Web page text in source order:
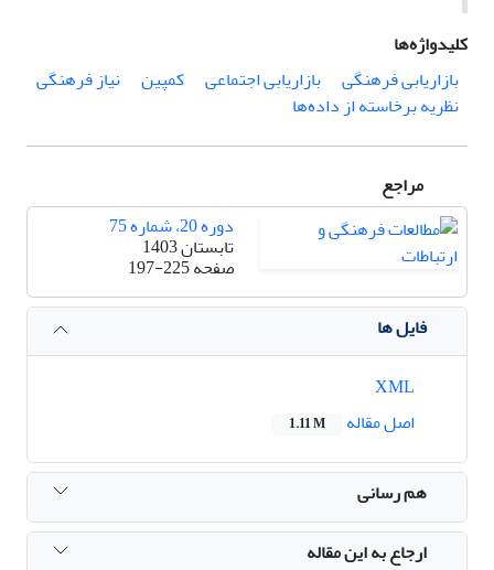
کلیدواژه‌ها
بازاریابی فرهنگی
بازاریابی اجتماعی کمپین
نیاز فرهنگی
نظریه برخاسته از داده‌ها
مراجع
دوره 20، شماره 75
تابستان 1403
صفحه197-225
فایل ها
اصل مقاله
1.11 M
هم رسانی
ارجاع به این مقاله